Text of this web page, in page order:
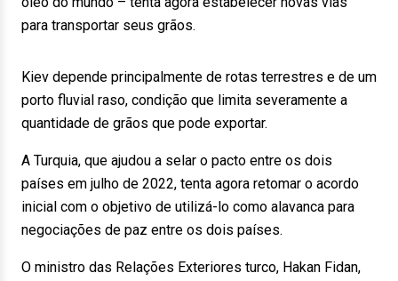
para transportar seus grãos.
Kiev depende principalmente de rotas terrestres e de um
porto fluvial raso, condição que limita severamente a
quantidade de grãos que pode exportar.
A Turquia, que ajudou a selar o pacto entre os dois
países em julho de 2022, tenta agora retomar o acordo
inicial com o objetivo de utilizá-lo como alavanca para
negociações de paz entre os dois países.
O ministro das Relações Exteriores turco, Hakan Fidan,